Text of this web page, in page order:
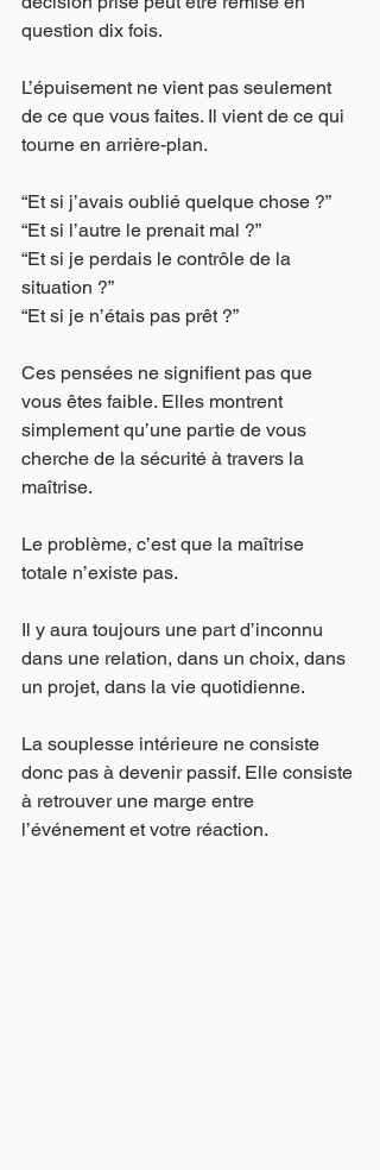
question dix fois.
L’épuisement ne vient pas seulement
de ce que vous faites. Il vient de ce qui
tourne en arrière-plan.
“Et si j’avais oublié quelque chose ?”
“Et si l’autre le prenait mal ?”
“Et si je perdais le contrôle de la
situation ?”
“Et si je n’étais pas prêt ?”
Ces pensées ne signifient pas que
vous êtes faible. Elles montrent
simplement qu’une partie de vous
cherche de la sécurité à travers la
maîtrise.
Le problème, c’est que la maîtrise
totale n’existe pas.
Il y aura toujours une part d’inconnu
dans une relation, dans un choix, dans
un projet, dans la vie quotidienne.
La souplesse intérieure ne consiste
donc pas à devenir passif. Elle consiste
à retrouver une marge entre
l’événement et votre réaction.